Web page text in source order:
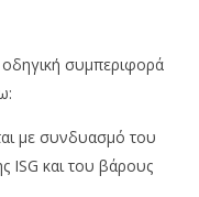
συμπεριφορά
με συνδυασμό του
ISG και του βάρους